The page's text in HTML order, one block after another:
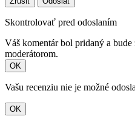
Skontrolovať pred odoslaním
Váš komentár bol pridaný a
moderátorom.
OK
Vašu recenziu nie je možné
OK